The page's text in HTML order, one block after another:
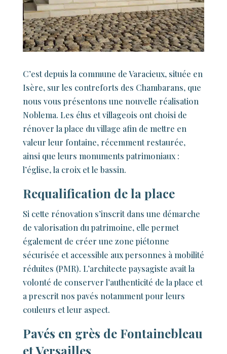
C’est depuis la commune de Varacieux, située en
Isère, sur les contreforts des Chambarans, que
nous vous présentons une nouvelle réalisation
Noblema. Les élus et villageois ont choisi de
rénover la place du village afin de mettre en
valeur leur fontaine, récemment restaurée,
ainsi que leurs monuments patrimoniaux :
l’église, la croix et le bassin.
Requalification de la place
Si cette rénovation s’inscrit dans une démarche
de valorisation du patrimoine, elle permet
également de créer une zone piétonne
sécurisée et accessible aux personnes à mobilité
réduites (PMR). L’architecte paysagiste avait la
volonté de conserver l’authenticité de la place et
a prescrit nos pavés notamment pour leurs
couleurs et leur aspect.
Pavés en grès de Fontainebleau
et Versailles